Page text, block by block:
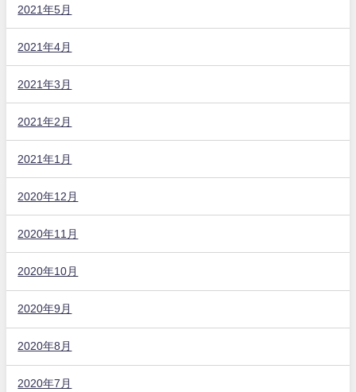
2021年5月
2021年4月
2021年3月
2021年2月
2021年1月
2020年12月
2020年11月
2020年10月
2020年9月
2020年8月
2020年7月